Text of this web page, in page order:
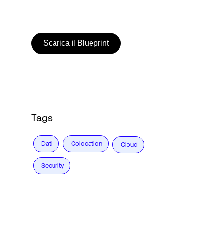
Scarica il Blueprint
Tags
Dati Colocation Cloud
Security